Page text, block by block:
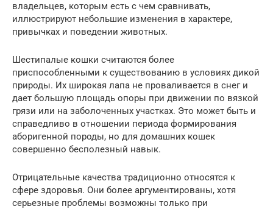
владельцев, которым есть с чем сравнивать,
иллюстрируют небольшие изменения в характере,
привычках и поведении животных.
Шестипалые кошки считаются более
приспособленными к существованию в условиях дикой
природы. Их широкая лапа не проваливается в снег и
дает большую площадь опоры при движении по вязкой
грязи или на заболоченных участках. Это может быть и
справедливо в отношении периода формирования
аборигенной породы, но для домашних кошек
совершенно бесполезный навык.
Отрицательные качества традиционно относятся к
сфере здоровья. Они более аргументированы, хотя
серьезные проблемы возможны только при